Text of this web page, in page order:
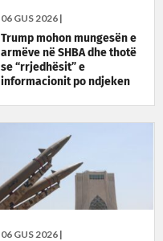
06 GUS 2026 |
Trump mohon mungesën e
armëve në SHBA dhe thotë
se “rrjedhësit” e
informacionit po ndjeken
06 GUS 2026 |